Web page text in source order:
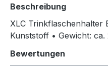
Beschreibung
XLC Trinkflaschenhalter
Kunststoff • Gewicht: ca.
Bewertungen